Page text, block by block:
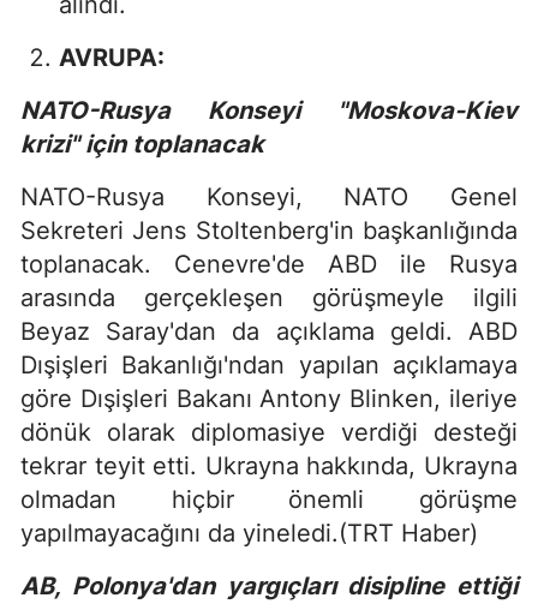
AVRUPA:
NATO-Rusya Konseyi "Moskova-Kiev
krizi" için toplanacak
NATO-Rusya Konseyi, NATO Genel
Sekreteri Jens Stoltenberg'in başkanlığında
toplanacak. Cenevre'de ABD ile Rusya
arasında gerçekleşen görüşmeyle ilgili
Beyaz Saray'dan da açıklama geldi. ABD
Dışişleri Bakanlığı'ndan yapılan açıklamaya
göre Dışişleri Bakanı Antony Blinken, ileriye
dönük olarak diplomasiye verdiği desteği
tekrar teyit etti. Ukrayna hakkında, Ukrayna
olmadan hiçbir önemli görüşme
yapılmayacağını da yineledi.(TRT Haber)
AB, Polonya'dan yargıçları disipline ettiği